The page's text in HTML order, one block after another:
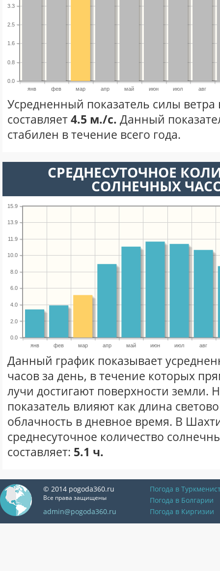
янв фев мар апр май июн июл авг
0.0
0.8
1.6
2.5
3.3
Усредненный показатель силы ветра
составляет4.5 м./с. Данный
стабилен в течение всего года.
СРЕДНЕСУТОЧНОЕ
СОЛНЕЧНЫХ
янв фев мар апр май июн июл авг
0.0
2.0
4.0
6.0
8.0
10.0
11.9
13.9
15.9
Данный график показывает
часов за день, в течение которых
лучи достигают поверхности земли.
показатель влияют как длина
облачность в дневное время. В
среднесуточное количество
составляет: 5.1 ч.
© 2014 pogoda360.ru
Все права защищены
admin@pogoda360.ru
Погода в
Погода в Болгарии
Погода в Киргизии